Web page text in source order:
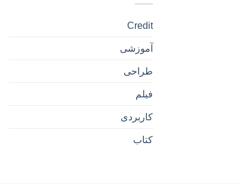
Credit
آموزشی
طراحی
فیلم
کاربردی
کتاب